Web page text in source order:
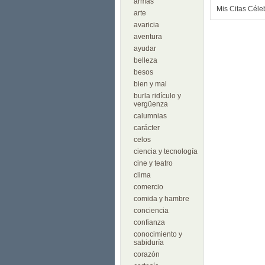
arte
avaricia
aventura
ayudar
belleza
besos
bien y mal
burla ridículo y
vergüenza
calumnias
carácter
celos
ciencia y tecnología
cine y teatro
clima
comercio
comida y hambre
conciencia
confianza
conocimiento y
sabiduría
corazón
Mis Citas